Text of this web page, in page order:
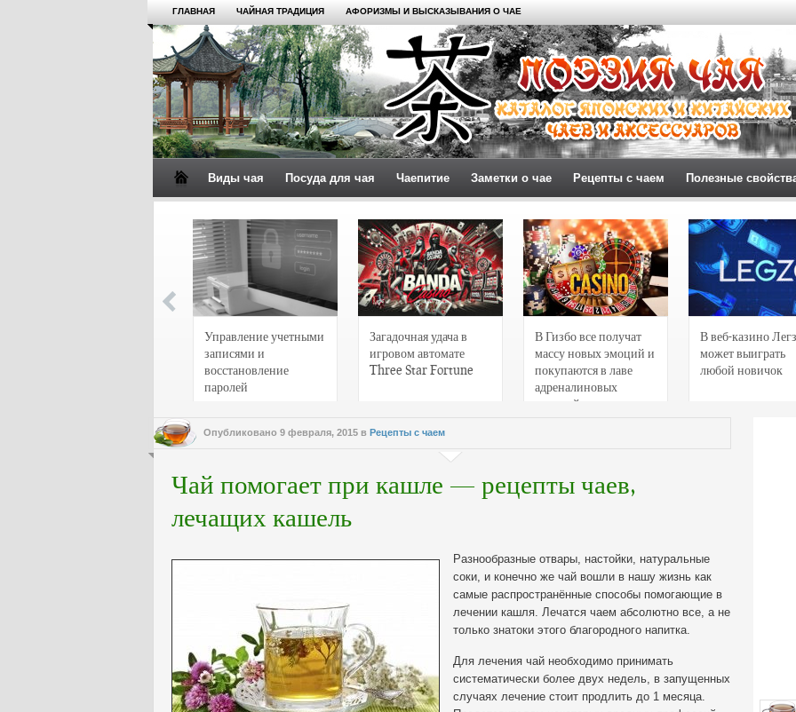
ГЛАВНАЯ ЧАЙНАЯ ТРАДИЦИЯ АФОРИЗМЫ И ВЫСКАЗЫВАНИЯ О ЧАЕ
Виды чая Посуда для чая Чаепитие Заметки о чае Рецепты с чаем Полезные
Управление учетными
записями и
восстановление
паролей
Загадочная удача в
игровом автомате
Three Star Fortune
В Гизбо все получат
массу новых эмоций и
покупаются в лаве
адреналиновых
страстей
В веб-казино
может выиграть
любой новичок
Опубликовано 9 февраля, 2015 в Рецепты с чаем
Чай помогает при кашле — рецепты чаев,
лечащих кашель
Разнообразные отвары, настойки, натуральные
соки, и конечно же чай вошли в нашу жизнь как
самые распространённые способы помогающие в
лечении кашля. Лечатся чаем абсолютно все, а не
только знатоки этого благородного напитка.
Для лечения чай необходимо принимать
систематически более двух недель, в запущенных
случаях лечение стоит продлить до 1 месяца.